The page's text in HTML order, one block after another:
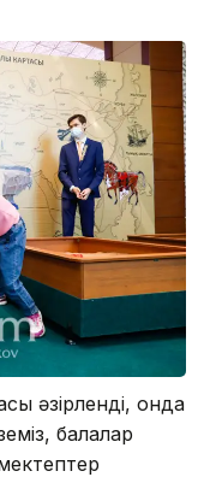
әзірленді, онда
балалар